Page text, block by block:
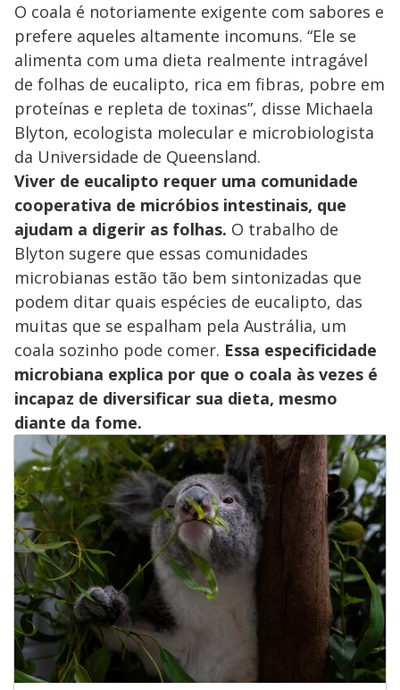
O coala é notoriamente exigente com sabores e
prefere aqueles altamente incomuns. “Ele se
alimenta com uma dieta realmente intragável
de folhas de eucalipto, rica em fibras, pobre em
proteínas e repleta de toxinas”, disse Michaela
Blyton, ecologista molecular e microbiologista
da Universidade de Queensland.
Viver de eucalipto requer uma comunidade
cooperativa de micróbios intestinais, que
ajudam a digerir as folhas. O trabalho de
Blyton sugere que essas comunidades
microbianas estão tão bem sintonizadas que
podem ditar quais espécies de eucalipto, das
muitas que se espalham pela Austrália, um
coala sozinho pode comer. Essa especificidade
microbiana explica por que o coala às vezes é
incapaz de diversificar sua dieta, mesmo
diante da fome.